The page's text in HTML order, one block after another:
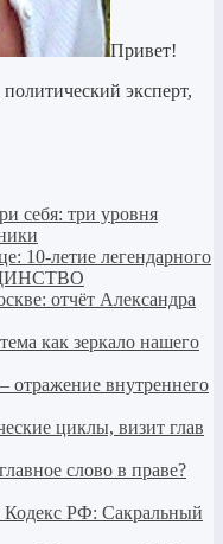
Привет!
эксперт,
себя: три уровня
10-летие легендарного
отчёт Александра
как зеркало нашего
отражение внутреннего
циклы, визит глав
слово в праве?
РФ: Сакральный